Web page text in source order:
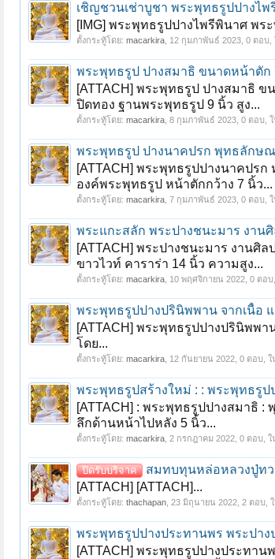
เชิญชวนเช่าบูชา พระพุทธรูปปางไ
[IMG] พระพุทธรูปปางไพรีพินาศ พ
ตั้งกระทู้โดย: macarkira 12 กุมภาพันธ์ 2023 , 0 ตอบ
พระพุทธรูป ปางสมาธิ ขนาดหน้าตัก
[ATTACH] พระพุทธรูป ปางสมาธิ
ปิดทอง ฐานพระพุทธรูป 9 นิ้ว สูง...
ตั้งกระทู้โดย: macarkira 8 กุมภาพันธ์ 2023 , 0 ตอบ,
พระพุทธรูป ปางนาคปรก พุทธลักษณ
[ATTACH] พระพุทธรูปปางนาคปร
องค์พระพุทธรูป หน้าตักกว้าง 7 นิ้ว...
ตั้งกระทู้โดย: macarkira 7 กุมภาพันธ์ 2023 , 0 ตอบ,
พระแกะสลัก พระปางชนะมาร งาน
[ATTACH] พระปางชนะมาร งานศิ
ขาวไวท์ คาราร่า 14 นิ้ว ความสูง...
ตั้งกระทู้โดย: macarkira 10 พฤศจิกายน 2022 , 0 ตอ
พระพุทธรูปปางปรินิพพาน จากเนื้อ
[ATTACH] พระพุทธรูปปางปรินิพพ
โดย...
ตั้งกระทู้โดย: macarkira 12 กันยายน 2022 , 0 ตอบ,
พระพุทธรูปสร้างใหม่ : : พระพุทธรู
[ATTACH] : พระพุทธรูปปางสมาธิ
ลึกด้านหน้าไปหลัง 5 นิ้ว...
ตั้งกระทู้โดย: macarkira 2 กรกฎาคม 2022 , 0 ตอบ,
ปิดรับบริจาค
สมทบทุนหล่อหลวงปู่ทว
[ATTACH] [ATTACH]...
ตั้งกระทู้โดย: thachapan 23 มิถุนายน 2022 , 2 ตอบ,
พระพุทธรูปปางประทานพร พระปา
[ATTACH] พระพุทธรูปปางประทา